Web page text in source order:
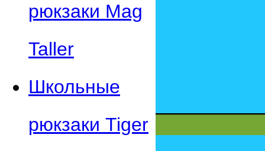
рюкзаки Mag
Taller
Школьные
рюкзаки Tiger